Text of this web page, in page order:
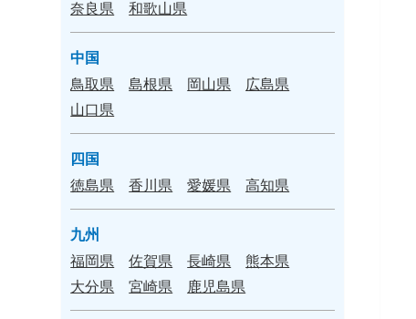
奈良県
和歌山県
中国
鳥取県
島根県 岡山県
広島県
山口県
四国
徳島県
香川県 愛媛県 高知県
九州
福岡県
佐賀県 長崎県
熊本県
大分県
宮崎県 鹿児島県